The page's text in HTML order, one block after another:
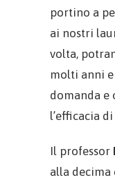
portino a
ai nostri
volta,
molti anni
domanda e
l’efficacia
Il professor
alla decima